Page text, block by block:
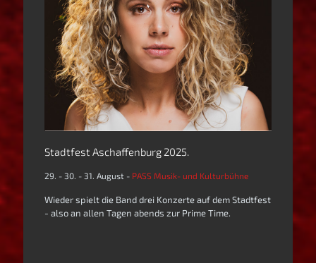
Stadtfest Aschaffenburg 2025.
29. - 30. - 31. August - PASS Musik- und Kulturbühne
Wieder spielt die Band drei Konzerte auf dem Stadtfest
- also an allen Tagen abends zur Prime Time.